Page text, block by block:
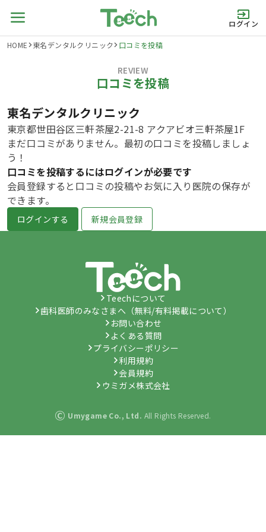
ログイン
HOME 東名デンタルクリニック 口コミを投稿
REVIEW
口コミを投稿
東名デンタルクリニック
東京都世田谷区三軒茶屋2-21-8 アクアビオ三軒茶屋1F
まだ口コミがありません。最初の口コミを投稿しましょ
う！
口コミを投稿するにはログインが必要です
会員登録すると口コミの投稿やお気に入り医院の保存が
できます。
ログインする 新規会員登録
Teechについて
歯科医師のみなさまへ（無料/有料掲載について）
お問い合わせ
よくある質問
プライバシーポリシー
利用規約
会員規約
ウミガメ株式会社
© Umygame Co., Ltd. All Rights Reserved.